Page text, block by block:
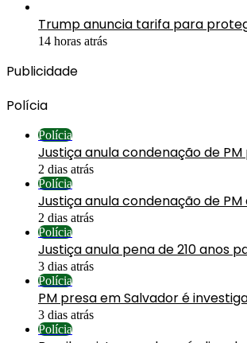
Trump anuncia tarifa para
14 horas atrás
Publicidade
Polícia
Polícia
Justiça anula condenação de
2 dias atrás
Polícia
Justiça anula condenação de
2 dias atrás
Polícia
Justiça anula pena de 210 anos
3 dias atrás
Polícia
PM presa em Salvador é
3 dias atrás
Polícia